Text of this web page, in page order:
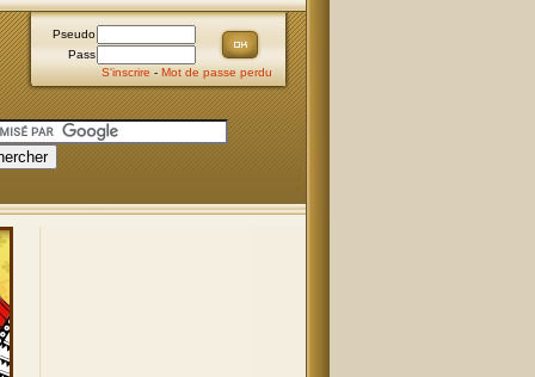
Pseudo
Pass
S'inscrire - Mot de passe perdu